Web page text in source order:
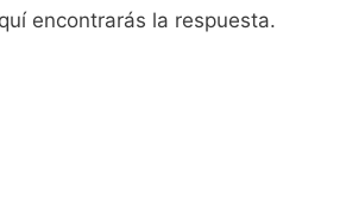
encontrarás la respuesta.